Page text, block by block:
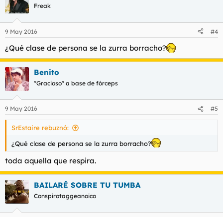
Freak
9 May 2016 #4
¿Qué clase de persona se la zurra borracho?
Benito
"Gracioso" a base de fórceps
9 May 2016 #5
SrEstaire rebuznó:
¿Qué clase de persona se la zurra borracho?
toda aquella que respira.
BAILARÉ SOBRE TU TUMBA
Conspirotaggeanoico